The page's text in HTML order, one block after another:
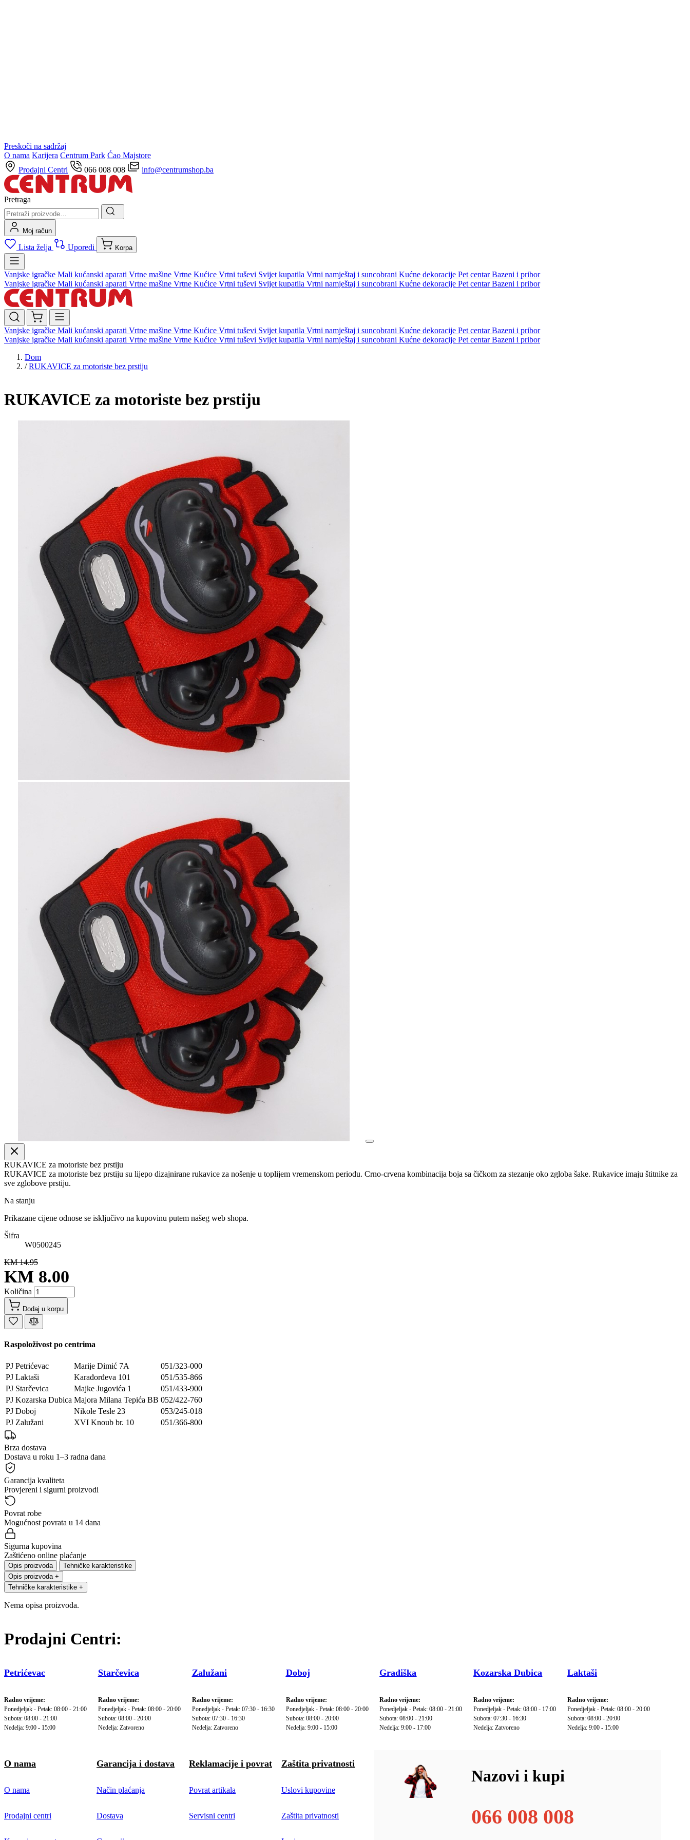
Preskoči na sadržaj
O nama Karijera Centrum Park Ćao Majstore
Prodajni Centri
066 008 008 info@centrumshop.ba
Pretraga
Moj račun
Lista želja Uporedi Korpa
Vanjske igračke Mali kućanski aparati Vrtne mašine Vrtne Kućice Vrtni tuševi Svijet kupatila Vrtni namještaj i suncobrani Kućne dekoracije Pet centarBazeni i pribor
Vanjske igračke Mali kućanski aparati Vrtne mašine Vrtne Kućice Vrtni tuševi Svijet kupatila Vrtni namještaj i suncobrani Kućne dekoracije Pet centarBazeni i pribor
Vanjske igračke Mali kućanski aparati Vrtne mašine Vrtne Kućice Vrtni tuševi Svijet kupatila Vrtni namještaj i suncobrani Kućne dekoracije Pet centarBazeni i pribor
Vanjske igračke Mali kućanski aparati Vrtne mašine Vrtne Kućice Vrtni tuševi Svijet kupatila Vrtni namještaj i suncobrani Kućne dekoracije Pet centarBazeni i pribor
Dom
/ RUKAVICE za motoriste bez prstiju
RUKAVICE za motoriste bez prstiju
RUKAVICE za motoriste bez prstiju
RUKAVICE za motoriste bez prstiju su lijepo dizajnirane rukavice za nošenje u toplijem vremenskom periodu. Crno-crvena kombinacija boja sa čičkom za stezanje oko zgloba šake. Rukavice imaju štitnike za
sve zglobove prstiju.
Na stanju
Prikazane cijene odnose se isključivo na kupovinu putem našeg web shopa.
Šifra
W0500245
KM 14.95
KM 8.00
Količina
Dodaj u korpu
Raspoloživost po centrima
PJ Petrićevac Marije Dimić 7A
051/323-000
PJ Laktaši
Karađorđeva 101
051/535-866
PJ Starčevica
Majke Jugovića 1
051/433-900
PJ Kozarska Dubica Majora Milana Tepića BB 052/422-760
PJ Doboj
Nikole Tesle 23
053/245-018
PJ Zalužani
XVI Knoub br. 10 051/366-800
Brza dostava
Dostava u roku 1–3 radna dana
Garancija kvaliteta
Provjereni i sigurni proizvodi
Povrat robe
Mogućnost povrata u 14 dana
Sigurna kupovina
Zaštićeno online plaćanje
Opis proizvoda
Tehničke karakteristike
Opis proizvoda +
Tehničke karakteristike +
Nema opisa proizvoda.
Prodajni Centri:
Petrićevac
Radno vrijeme:
Ponedjeljak - Petak: 08:00 - 21:00
Subota: 08:00 - 21:00
Nedelja: 9:00 - 15:00
Starčevica
Radno vrijeme:
Ponedjeljak - Petak: 08:00 - 20:00
Subota: 08:00 - 20:00
Nedelja: Zatvoreno
Zalužani
Radno vrijeme:
Ponedjeljak - Petak: 07:30 - 16:30
Subota: 07:30 - 16:30
Nedelja: Zatvoreno
Doboj
Radno vrijeme:
Ponedjeljak - Petak: 08:00 - 20:00
Subota: 08:00 - 20:00
Nedelja: 9:00 - 15:00
Gradiška
Radno vrijeme:
Ponedjeljak - Petak: 08:00 - 21:00
Subota: 08:00 - 21:00
Nedelja: 9:00 - 17:00
Kozarska Dubica
Radno vrijeme:
Ponedjeljak - Petak: 08:00 - 17:00
Subota: 07:30 - 16:30
Nedelja: Zatvoreno
Laktaši
Radno vrijeme:
Ponedjeljak - Petak: 08:00 - 20:00
Subota: 08:00 - 20:00
Nedelja: 9:00 - 15:00
O nama
O nama
Prodajni centri
Garancija i dostava
Način plaćanja
Dostava
Reklamacije i povrat
Povrat artikala
Servisni centri
Zaštita privatnosti
Uslovi kupovine
Zaštita privatnosti
Nazovi i kupi
066 008 008